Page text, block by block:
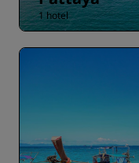
1 hotel